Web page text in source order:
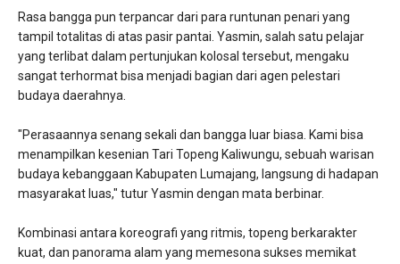
​Rasa bangga pun terpancar dari para runtunan penari yang
tampil totalitas di atas pasir pantai. Yasmin, salah satu pelajar
yang terlibat dalam pertunjukan kolosal tersebut, mengaku
sangat terhormat bisa menjadi bagian dari agen pelestari
budaya daerahnya.
​"Perasaannya senang sekali dan bangga luar biasa. Kami bisa
menampilkan kesenian Tari Topeng Kaliwungu, sebuah warisan
budaya kebanggaan Kabupaten Lumajang, langsung di hadapan
masyarakat luas," tutur Yasmin dengan mata berbinar.
​Kombinasi antara koreografi yang ritmis, topeng berkarakter
kuat, dan panorama alam yang memesona sukses memikat